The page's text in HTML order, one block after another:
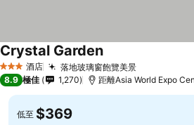
3 星級 酒店 落地玻璃窗飽覽美景
Crystal Garden
8.9 極佳 1,270 距離Asia World Expo
低至 $369